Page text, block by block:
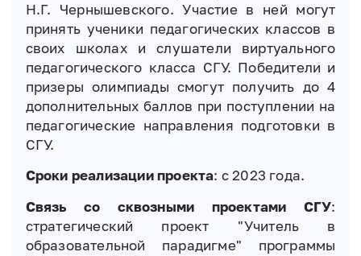
Н.Г. Чернышевского. Участие в ней могут
принять ученики педагогических классов в
своих школах и слушатели виртуального
педагогического класса СГУ. Победители и
призеры олимпиады смогут получить до 4
дополнительных баллов при поступлении на
педагогические направления подготовки в
СГУ.
Сроки реализации проекта: с 2023 года.
Связь со сквозными проектами СГУ:
стратегический проект "Учитель в
образовательной парадигме" программы